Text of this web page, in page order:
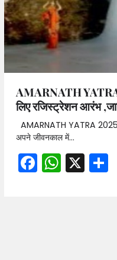
AMARNATH
लिए रजिस्ट्रेशन आरंभ
AMARNATH YATRA 2025:
अपने जीवनकाल में…
Facebook
X